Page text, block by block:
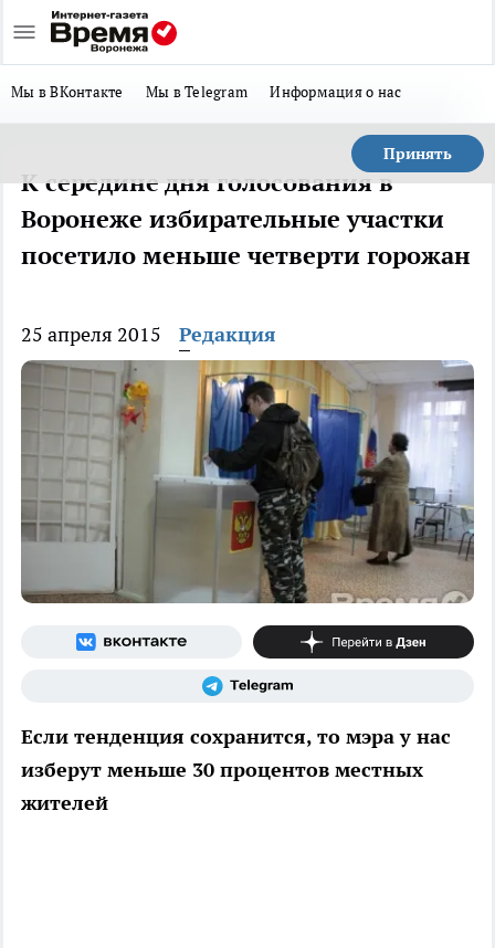
Мы в ВКонтакте Мы в Telegram Информация о нас
Принять
К середине дня голосования в
Воронеже избирательные участки
посетило меньше четверти горожан
25 апреля 2015 Редакция
Если тенденция сохранится, то мэра у нас
изберут меньше 30 процентов местных
жителей